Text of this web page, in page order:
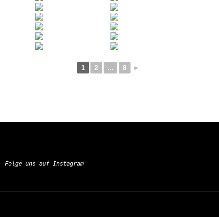
1 2 ... 8 ►
Folge uns auf Instagram